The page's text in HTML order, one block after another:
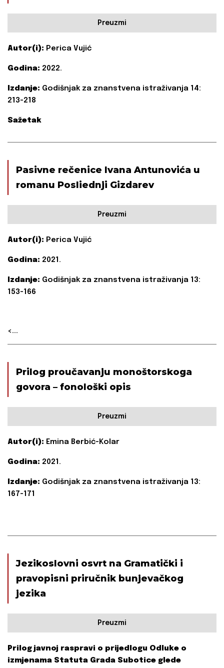
Preuzmi
Autor(i): Perica Vujić
Godina: 2022.
Izdanje: Godišnjak za znanstvena istraživanja 14:
213-218
Sažetak
Pasivne rečenice Ivana Antunovića u
romanu Posliednji Gizdarev
Preuzmi
Autor(i): Perica Vujić
Godina: 2021.
Izdanje: Godišnjak za znanstvena istraživanja 13:
153-166
<...
Prilog proučavanju monoštorskoga
govora – fonološki opis
Preuzmi
Autor(i): Emina Berbić-Kolar
Godina: 2021.
Izdanje: Godišnjak za znanstvena istraživanja 13:
167-171
Jezikoslovni osvrt na Gramatički i
pravopisni priručnik bunjevačkog
jezika
Preuzmi
Prilog javnoj raspravi o prijedlogu Odluke o
izmjenama Statuta Grada Subotice glede